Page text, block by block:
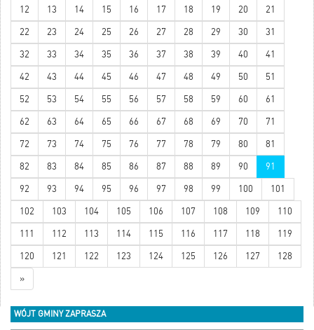
12 13 14 15 16 17 18 19 20 21
22 23 24 25 26 27 28 29 30 31
32 33 34 35 36 37 38 39 40 41
42 43 44 45 46 47 48 49 50 51
52 53 54 55 56 57 58 59 60 61
62 63 64 65 66 67 68 69 70 71
72 73 74 75 76 77 78 79 80 81
82 83 84 85 86 87 88 89 90 91
92 93 94 95 96 97 98 99 100 101
102 103 104 105 106 107 108 109 110
111 112 113 114 115 116 117 118 119
120 121 122 123 124 125 126 127 128
»
WÓJT GMINY ZAPRASZA